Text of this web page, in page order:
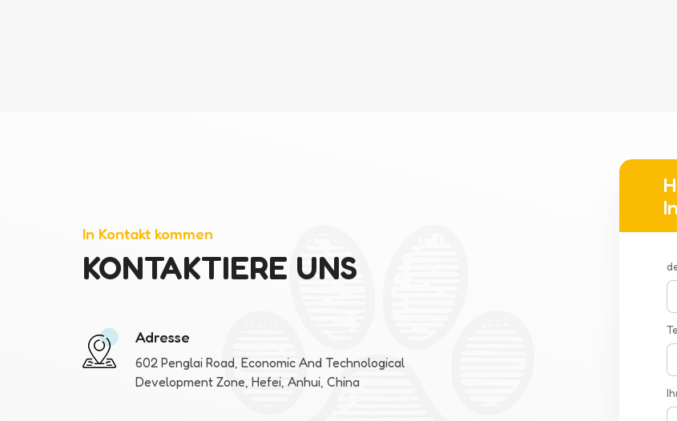
In Kontakt kommen
KONTAKTIERE UNS
Adresse
602 Penglai Road, Economic And Technological
Development Zone, Hefei, Anhui, China